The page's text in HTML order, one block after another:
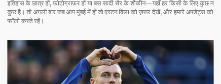
इतिहास के छात्र हों, फ़ोटोग्राफ़र हों या बस सादी सैर के शौकीन—यहाँ हर किसी के लिए कुछ न
कुछ है। तो अगली बार जब आप मुंबई में हों तो एस्टन विला को ज़रूर देखें, और हमारे अपडेट्स को
फॉलो करते रहें।